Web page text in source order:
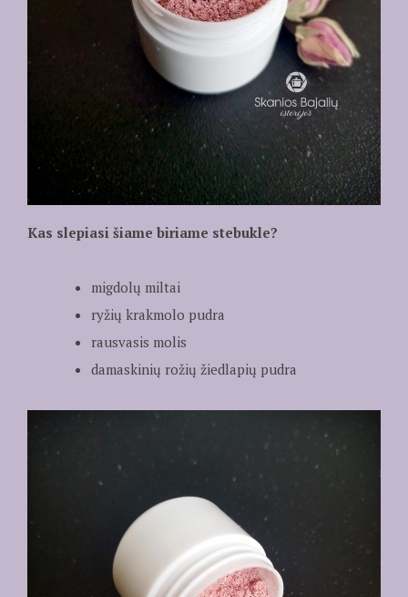
Kas slepiasi šiame biriame stebukle?
migdolų miltai
ryžių krakmolo pudra
rausvasis molis
damaskinių rožių žiedlapių pudra